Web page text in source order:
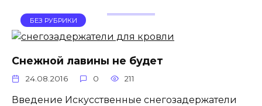
БЕЗ РУБРИКИ
Снежной лавины не будет
24.08.2016 0 211
Введение Искусственные снегозадержатели